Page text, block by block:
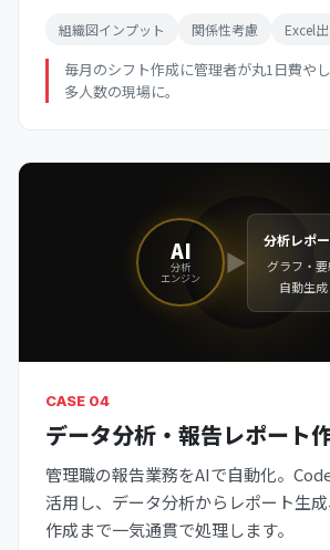
組織図インプット 関係性考慮 Excel
毎月のシフト作成に管理者が丸1日費や
多人数の現場に。
AI
分析
エンジン
▶
分析レポ
グラフ・
自動生成
CASE 04
データ分析・報告レポート
管理職の報告業務をAIで自動化。
活用し、データ分析からレポート生
作成まで一気通貫で処理します。